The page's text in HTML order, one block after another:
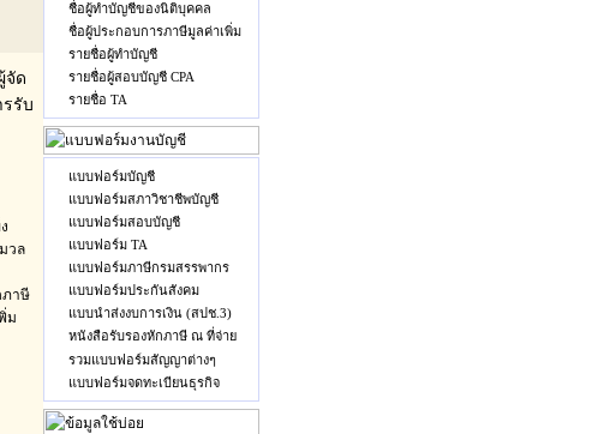
จัด
รับ
วล
ภาษี
ม
ชื่อผู้ทำบัญชีของนิติบุคคล
ชื่อผู้ประกอบการภาษีมูลค่าเพิ่ม
รายชื่อผู้ทำบัญชี
รายชื่อผู้สอบบัญชี CPA
รายชื่อ TA
แบบฟอร์มบัญชี
แบบฟอร์มสภาวิชาชีพบัญชี
แบบฟอร์มสอบบัญชี
แบบฟอร์ม TA
แบบฟอร์มภาษีกรมสรรพากร
แบบฟอร์มประกันสังคม
แบบนำส่งงบการเงิน (สปช.3)
หนังสือรับรองหักภาษี ณ ที่จ่าย
รวมแบบฟอร์มสัญญาต่างๆ
แบบฟอร์มจดทะเบียนธุรกิจ